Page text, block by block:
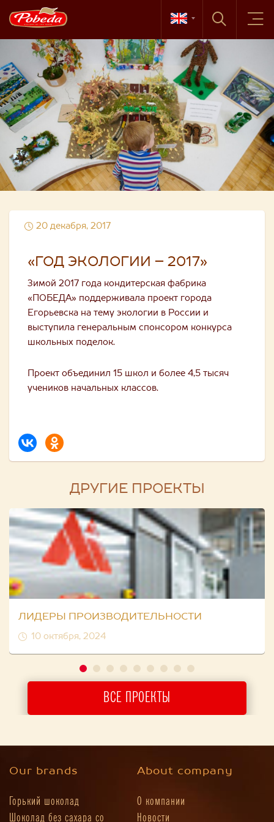
20 декабря, 2017
«ГОД ЭКОЛОГИИ – 2017»
Зимой 2017 года кондитерская фабрика
«ПОБЕДА» поддерживала проект города
Егорьевска на тему экологии в России и
выступила генеральным спонсором конкурса
школьных поделок.
Проект объединил 15 школ и более 4,5 тысяч
учеников начальных классов.
ДРУГИЕ ПРОЕКТЫ
ЛИДЕРЫ ПРОИЗВОДИТЕЛЬНОСТИ
10 октября, 2024
ВСЕ ПРОЕКТЫ
Our brands
Горький шоколад
Шоколад без сахара со
About company
О компании
Новости